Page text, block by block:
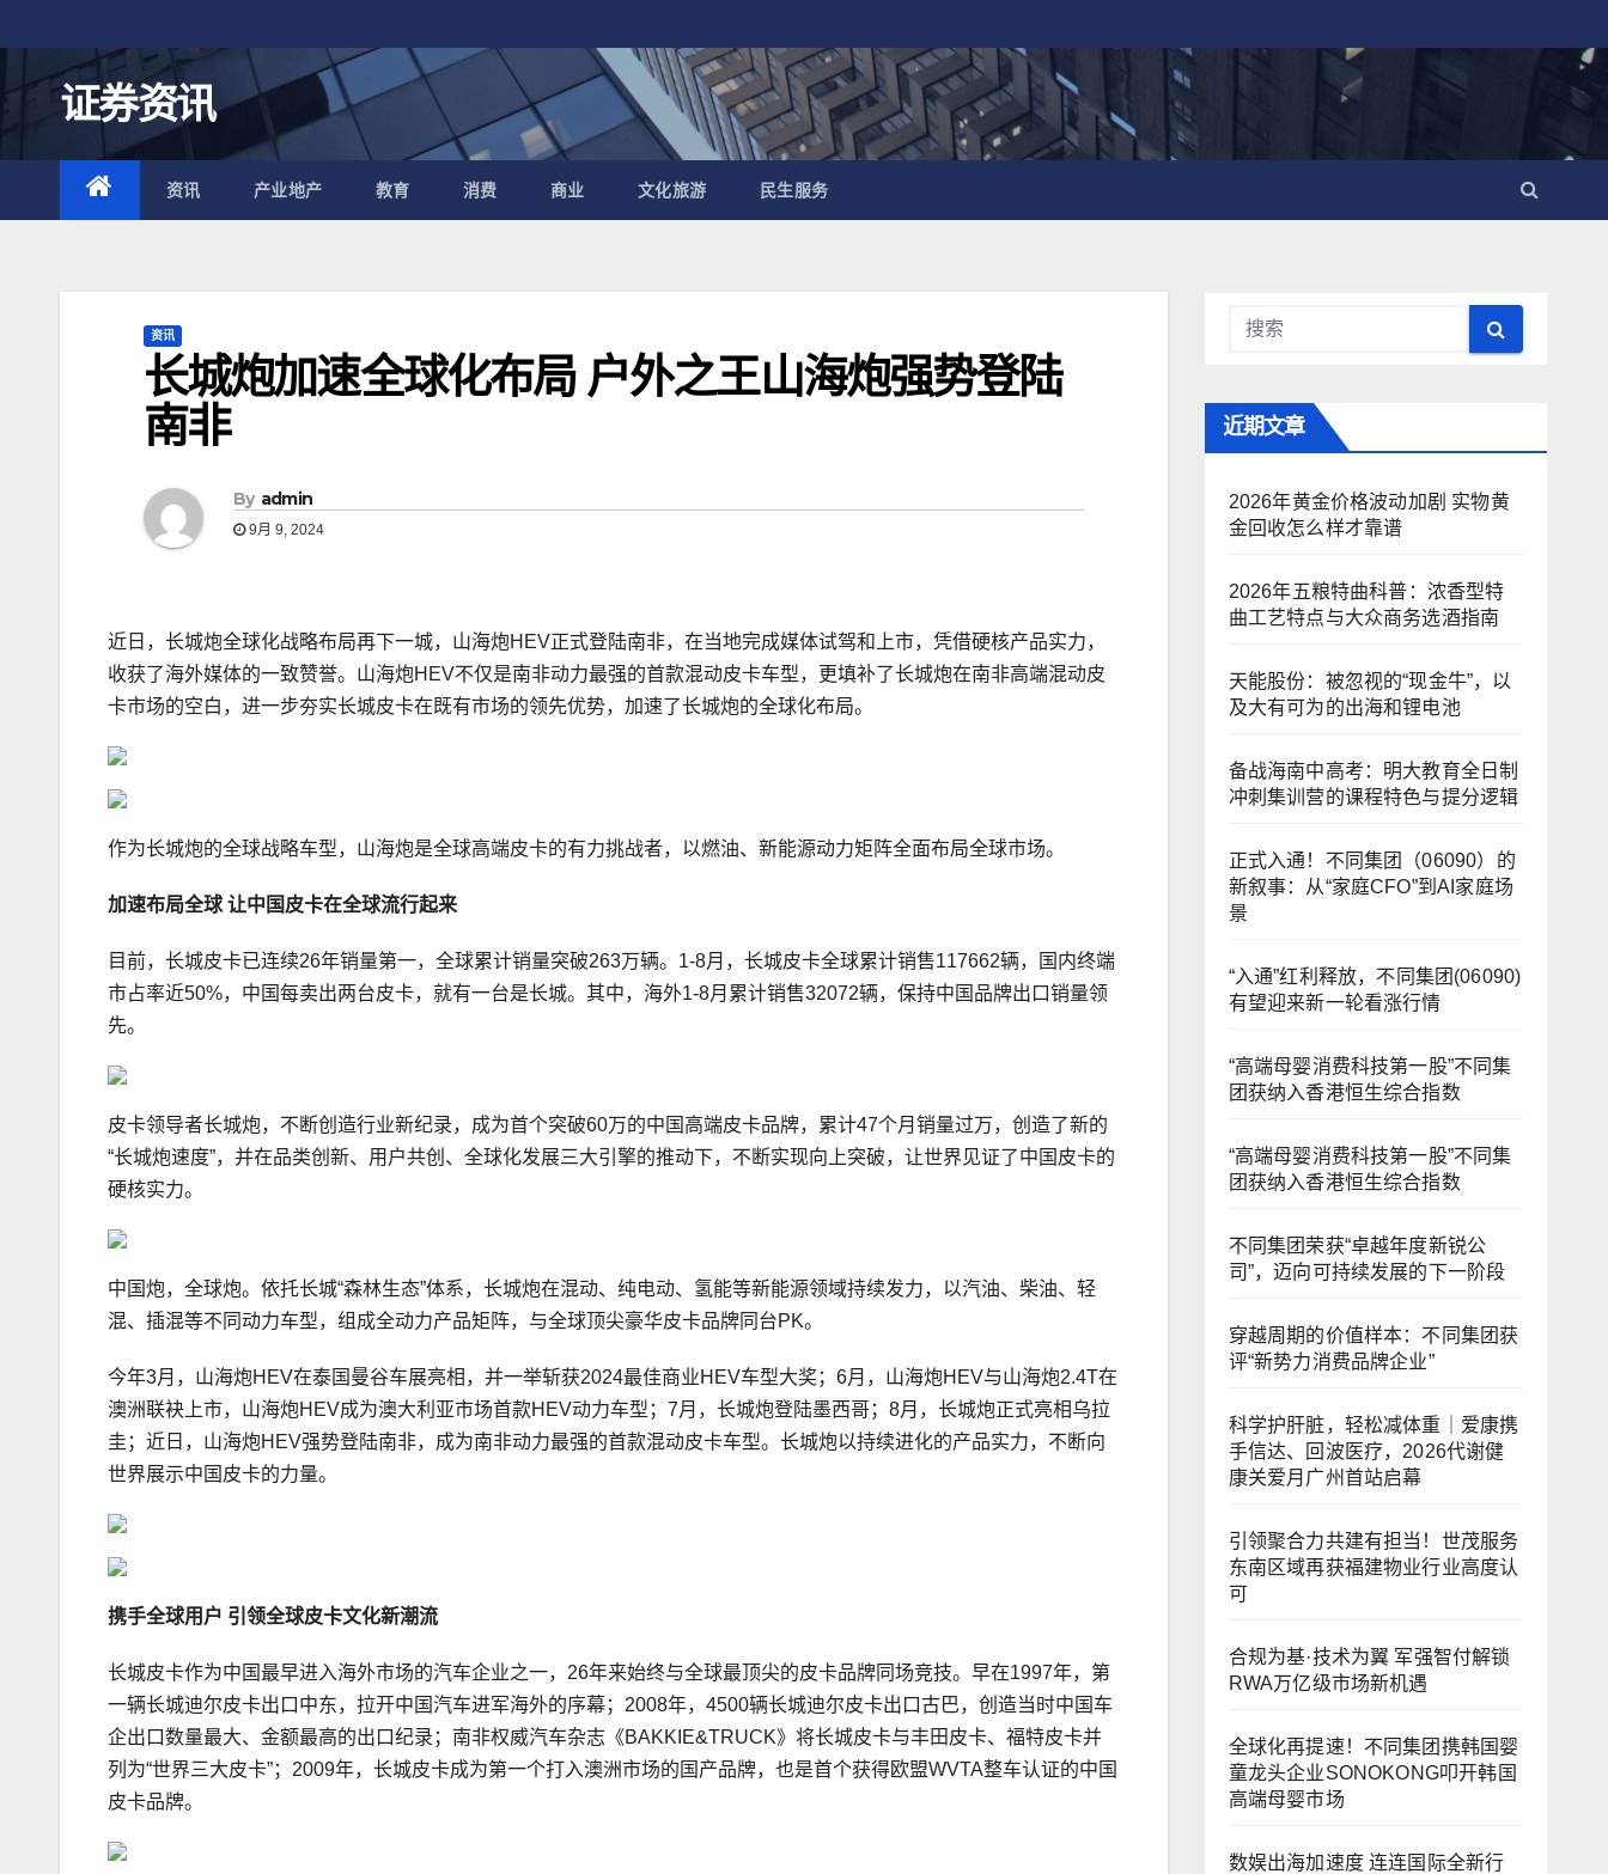
至
内
容
证券资讯
资讯 产业地产 教育 消费 商业 文化旅游 民生服务
资讯
长城炮加速全球化布局 户外之王山海炮强势登陆
南非
By admin
9月 9, 2024
近日，长城炮全球化战略布局再下一城，山海炮HEV正式登陆南非，在当地完成媒体试驾和上市，凭借硬核产品实力，
收获了海外媒体的一致赞誉。山海炮HEV不仅是南非动力最强的首款混动皮卡车型，更填补了长城炮在南非高端混动皮
卡市场的空白，进一步夯实长城皮卡在既有市场的领先优势，加速了长城炮的全球化布局。
作为长城炮的全球战略车型，山海炮是全球高端皮卡的有力挑战者，以燃油、新能源动力矩阵全面布局全球市场。
加速布局全球 让中国皮卡在全球流行起来
目前，长城皮卡已连续26年销量第一，全球累计销量突破263万辆。1-8月，长城皮卡全球累计销售117662辆，国内终端
市占率近50%，中国每卖出两台皮卡，就有一台是长城。其中，海外1-8月累计销售32072辆，保持中国品牌出口销量领
先。
皮卡领导者长城炮，不断创造行业新纪录，成为首个突破60万的中国高端皮卡品牌，累计47个月销量过万，创造了新的
“长城炮速度”，并在品类创新、用户共创、全球化发展三大引擎的推动下，不断实现向上突破，让世界见证了中国皮卡的
硬核实力。
中国炮，全球炮。依托长城“森林生态”体系，长城炮在混动、纯电动、氢能等新能源领域持续发力，以汽油、柴油、轻
混、插混等不同动力车型，组成全动力产品矩阵，与全球顶尖豪华皮卡品牌同台PK。
今年3月，山海炮HEV在泰国曼谷车展亮相，并一举斩获2024最佳商业HEV车型大奖；6月，山海炮HEV与山海炮2.4T在
澳洲联袂上市，山海炮HEV成为澳大利亚市场首款HEV动力车型；7月，长城炮登陆墨西哥；8月，长城炮正式亮相乌拉
圭；近日，山海炮HEV强势登陆南非，成为南非动力最强的首款混动皮卡车型。长城炮以持续进化的产品实力，不断向
世界展示中国皮卡的力量。
携手全球用户 引领全球皮卡文化新潮流
长城皮卡作为中国最早进入海外市场的汽车企业之一，26年来始终与全球最顶尖的皮卡品牌同场竞技。早在1997年，第
一辆长城迪尔皮卡出口中东，拉开中国汽车进军海外的序幕；2008年，4500辆长城迪尔皮卡出口古巴，创造当时中国车
企出口数量最大、金额最高的出口纪录；南非权威汽车杂志《BAKKIE&TRUCK》将长城皮卡与丰田皮卡、福特皮卡并
列为“世界三大皮卡”；2009年，长城皮卡成为第一个打入澳洲市场的国产品牌，也是首个获得欧盟WVTA整车认证的中国
皮卡品牌。
近期文章
2026年黄金价格波动加剧 实物黄
金回收怎么样才靠谱
2026年五粮特曲科普：浓香型特
曲工艺特点与大众商务选酒指南
天能股份：被忽视的“现金牛”，以
及大有可为的出海和锂电池
备战海南中高考：明大教育全日制
冲刺集训营的课程特色与提分逻辑
正式入通！不同集团（06090）的
新叙事：从“家庭CFO”到AI家庭场
景
“入通”红利释放，不同集团(06090)
有望迎来新一轮看涨行情
“高端母婴消费科技第一股”不同集
团获纳入香港恒生综合指数
“高端母婴消费科技第一股”不同集
团获纳入香港恒生综合指数
不同集团荣获“卓越年度新锐公
司”，迈向可持续发展的下一阶段
穿越周期的价值样本：不同集团获
评“新势力消费品牌企业”
科学护肝脏，轻松减体重｜爱康携
手信达、回波医疗，2026代谢健
康关爱月广州首站启幕
引领聚合力共建有担当！世茂服务
东南区域再获福建物业行业高度认
可
合规为基·技术为翼 军强智付解锁
RWA万亿级市场新机遇
全球化再提速！不同集团携韩国婴
童龙头企业SONOKONG叩开韩国
高端母婴市场
数娱出海加速度 连连国际全新行